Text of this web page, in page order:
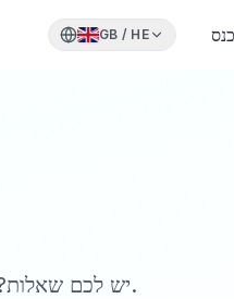
GB / HE
יש לכם שאלות? נשמח לשמוע מכם. שלחו לנו הודעה ונחזור אליכם בהקדם האפשרי.